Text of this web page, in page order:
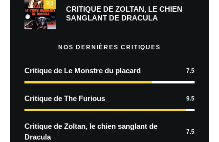
7.5
CRITIQUE DE ZOLTAN, LE CHIEN
SANGLANT DE DRACULA
NOS DERNIÈRES CRITIQUES
Critique de Le Monstre du placard 7.5
Critique de The Furious 9.5
Critique de Zoltan, le chien sanglant de
Dracula
7.5